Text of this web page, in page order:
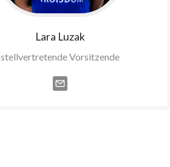
Lara Luzak
stellvertretende Vorsitzende